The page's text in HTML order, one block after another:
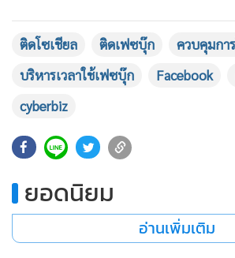
อาชญากรรม
เกม
วิทยาศาสตร์
• หุ้น
•
• กองทุนรวม
ติดโซเชียล ติดเฟซบุ๊ก
ควบคุมกา
บริหารเวลาใช้เฟซบุ๊ก
Facebook
cyberbiz
ยอดนิยม
อ่านเพิ่มเติม